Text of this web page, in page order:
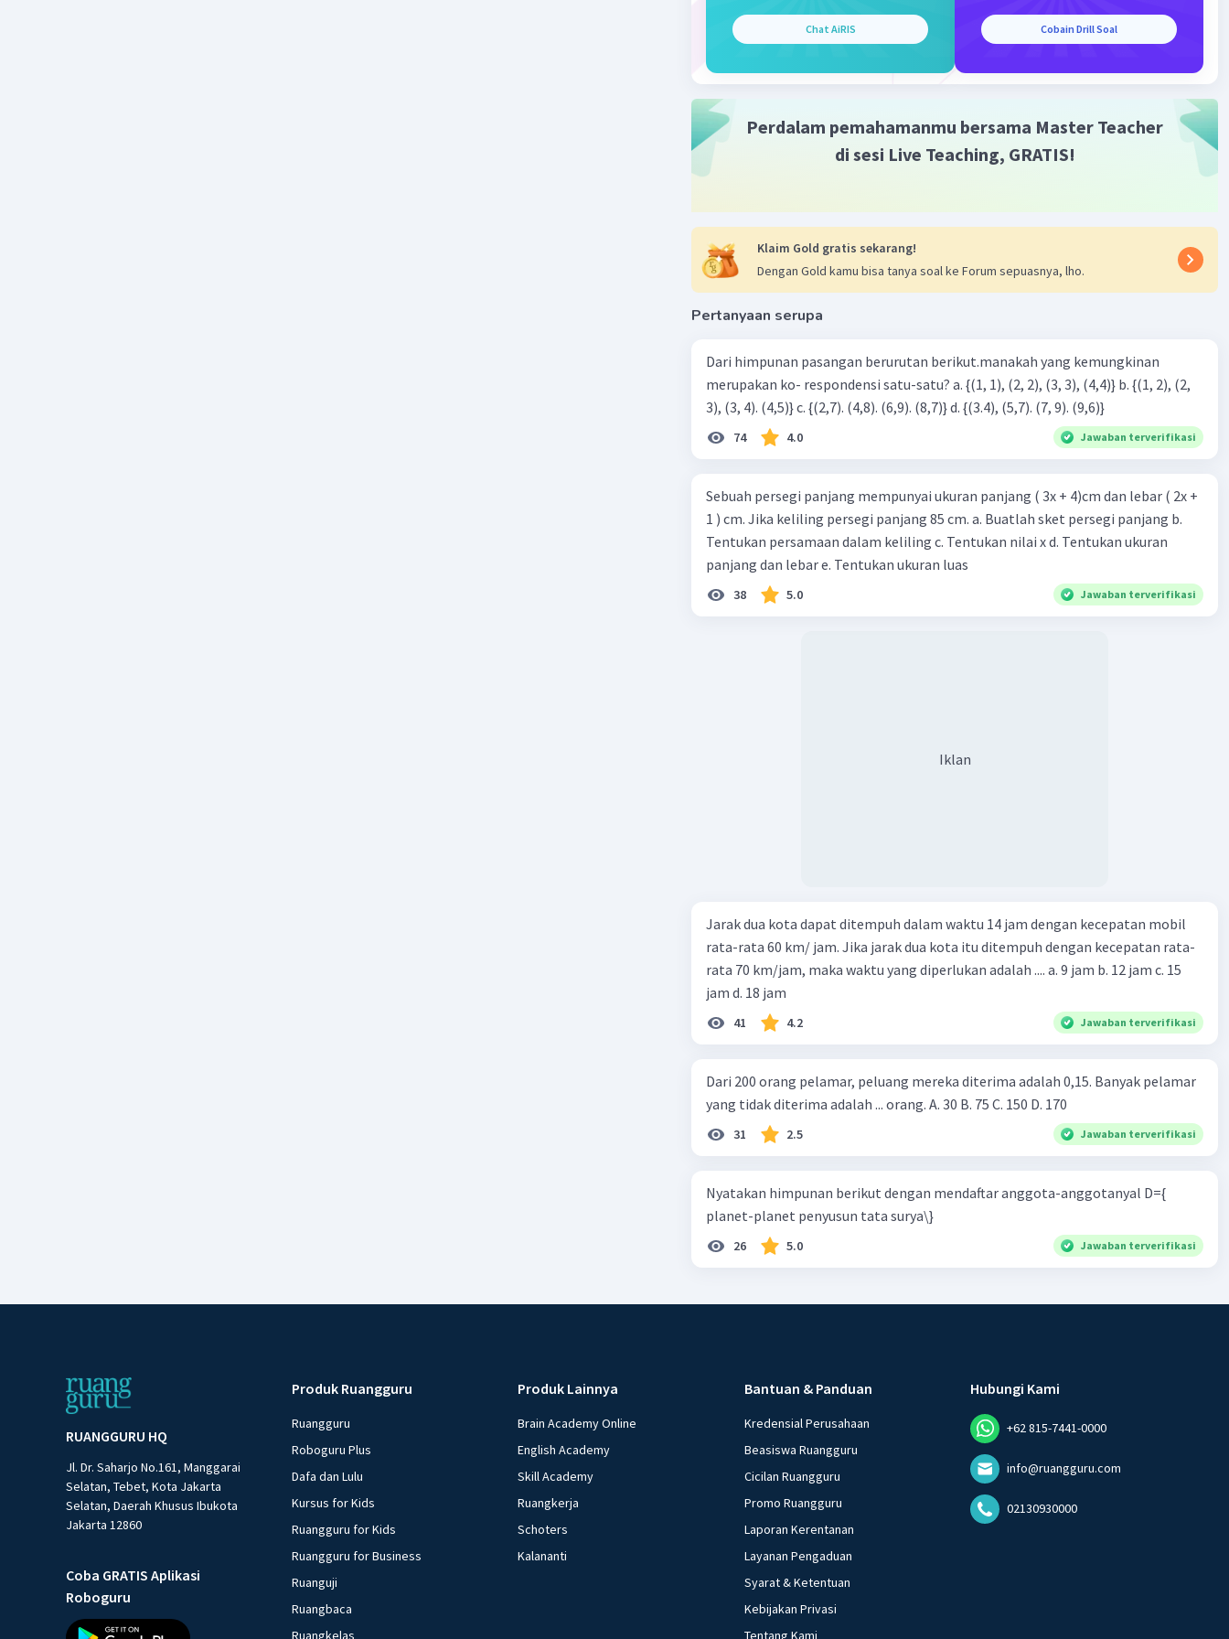
Beri Rating·0.0(0) Balas
Chat AiRIS Cobain Drill Soal
Perdalam pemahamanmu bersama Master Teacher
di sesi Live Teaching, GRATIS!
Klaim Gold gratis sekarang!
Dengan Gold kamu bisa tanya soal ke Forum sepuasnya, lho.
Pertanyaan serupa
Dari himpunan pasangan berurutan berikut.manakah yang kemungkinan
merupakan ko- respondensi satu-satu? a. {(1, 1), (2, 2), (3, 3), (4,4)} b. {(1, 2), (2,
3), (3, 4). (4,5)} c. {(2,7). (4,8). (6,9). (8,7)} d. {(3.4), (5,7). (7, 9). (9,6)}
74 4.0 Jawaban terverifikasi
Sebuah persegi panjang mempunyai ukuran panjang ( 3x + 4)cm dan lebar ( 2x +
1 ) cm. Jika keliling persegi panjang 85 cm. a. Buatlah sket persegi panjang b.
Tentukan persamaan dalam keliling c. Tentukan nilai x d. Tentukan ukuran
panjang dan lebar e. Tentukan ukuran luas
38 5.0 Jawaban terverifikasi
Iklan
Jarak dua kota dapat ditempuh dalam waktu 14 jam dengan kecepatan mobil
rata-rata 60 km/ jam. Jika jarak dua kota itu ditempuh dengan kecepatan rata-
rata 70 km/jam, maka waktu yang diperlukan adalah .... a. 9 jam b. 12 jam c. 15
jam d. 18 jam
41 4.2 Jawaban terverifikasi
Dari 200 orang pelamar, peluang mereka diterima adalah 0,15. Banyak pelamar
yang tidak diterima adalah ... orang. A. 30 B. 75 C. 150 D. 170
31 2.5 Jawaban terverifikasi
Nyatakan himpunan berikut dengan mendaftar anggota-anggotanyal D={
planet-planet penyusun tata surya\}
26 5.0 Jawaban terverifikasi
RUANGGURU HQ
Jl. Dr. Saharjo No.161, Manggarai
Selatan, Tebet, Kota Jakarta
Selatan, Daerah Khusus Ibukota
Jakarta 12860
Coba GRATIS Aplikasi
Roboguru
Produk Ruangguru
Ruangguru
Roboguru Plus
Dafa dan Lulu
Kursus for Kids
Ruangguru for Kids
Ruangguru for Business
Ruanguji
Ruangbaca
Ruangkelas
Produk Lainnya
Brain Academy Online
English Academy
Skill Academy
Ruangkerja
Schoters
Kalananti
Bantuan & Panduan
Kredensial Perusahaan
Beasiswa Ruangguru
Cicilan Ruangguru
Promo Ruangguru
Laporan Kerentanan
Layanan Pengaduan
Syarat & Ketentuan
Kebijakan Privasi
Tentang Kami
Hubungi Kami
+62 815-7441-0000
info@ruangguru.com
02130930000